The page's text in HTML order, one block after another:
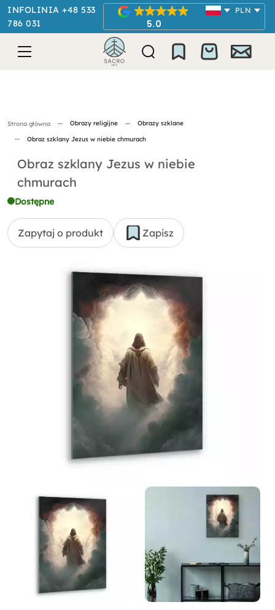
INFOLINIA +48 533
786 031
5.0
PLN
Strona główna Obrazy religijne Obrazy szklane
Obraz szklany Jezus w niebie chmurach
Obraz szklany Jezus w niebie
chmurach
Dostępne
Zapytaj o produkt Zapisz